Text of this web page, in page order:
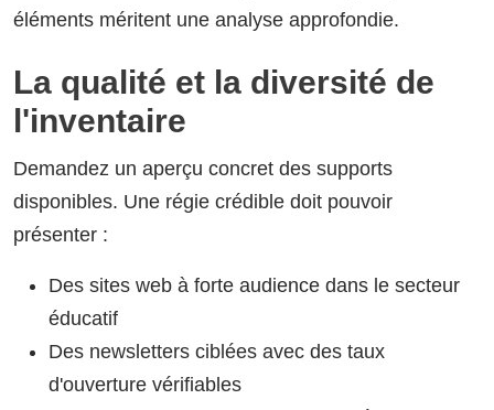
éléments méritent une analyse approfondie.
La qualité et la diversité de
l'inventaire
Demandez un aperçu concret des supports
disponibles. Une régie crédible doit pouvoir
présenter :
Des sites web à forte audience dans le secteur
éducatif
Des newsletters ciblées avec des taux
d'ouverture vérifiables